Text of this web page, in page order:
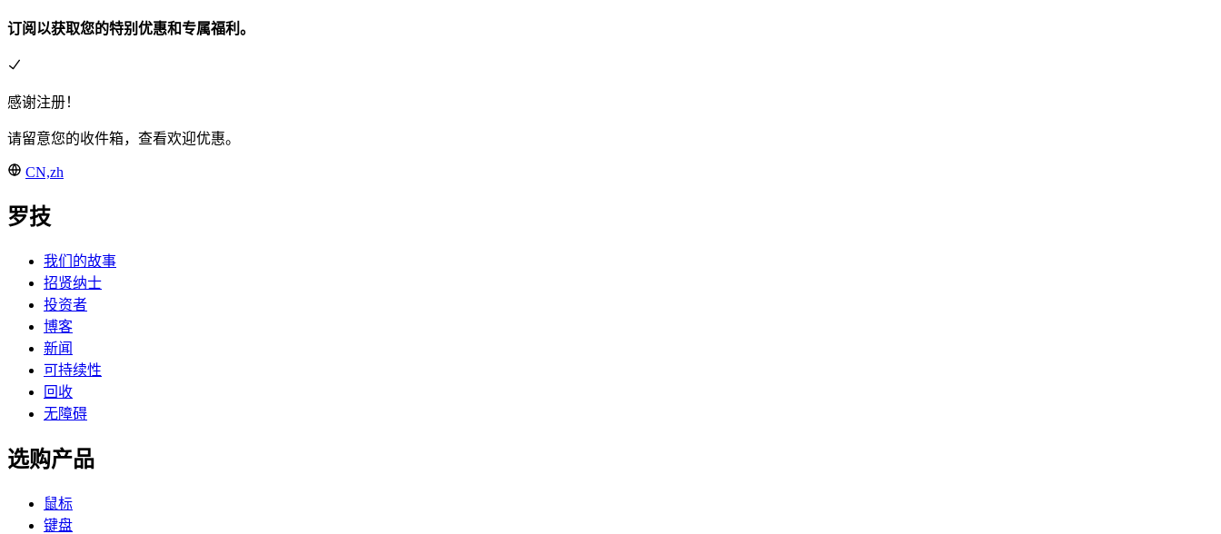
订阅以获取您的特别优惠和专属福利。
感谢注册！
请留意您的收件箱，查看欢迎优惠。
CN,zh
罗技
我们的故事
招贤纳士
投资者
博客
新闻
可持续性
回收
无障碍
选购产品
鼠标
键盘